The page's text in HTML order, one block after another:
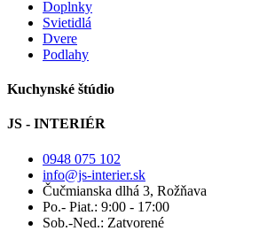
Doplnky
Svietidlá
Dvere
Podlahy
Kuchynské štúdio
JS - INTERIÉR
0948 075 102
info@js-interier.sk
Čučmianska dlhá 3, Rožňava
Po.- Piat.: 9:00 - 17:00
Sob.-Ned.: Zatvorené